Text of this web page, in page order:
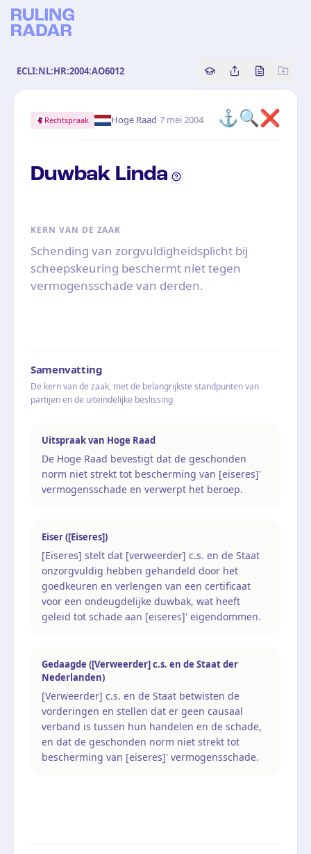
ECLI:NL:HR:2004:AO6012 Copy source
Share this
Bekijk
⚓🔍❌
Rechtspraak Hoge Raad·7 mei 2004
Duwbak Linda
KERN VAN DE ZAAK
Schending van zorgvuldigheidsplicht bij
scheepskeuring beschermt niet tegen
vermogensschade van derden.
Samenvatting
De kern van de zaak, met de belangrijkste standpunten van
partijen en de uiteindelijke beslissing
Uitspraak van Hoge Raad
De Hoge Raad bevestigt dat de geschonden
norm niet strekt tot bescherming van [eiseres]'
vermogensschade en verwerpt het beroep.
Eiser ([Eiseres])
[Eiseres] stelt dat [verweerder] c.s. en de Staat
onzorgvuldig hebben gehandeld door het
goedkeuren en verlengen van een certificaat
voor een ondeugdelijke duwbak, wat heeft
geleid tot schade aan [eiseres]' eigendommen.
Gedaagde ([Verweerder] c.s. en de Staat der
Nederlanden)
[Verweerder] c.s. en de Staat betwisten de
vorderingen en stellen dat er geen causaal
verband is tussen hun handelen en de schade,
en dat de geschonden norm niet strekt tot
bescherming van [eiseres]' vermogensschade.